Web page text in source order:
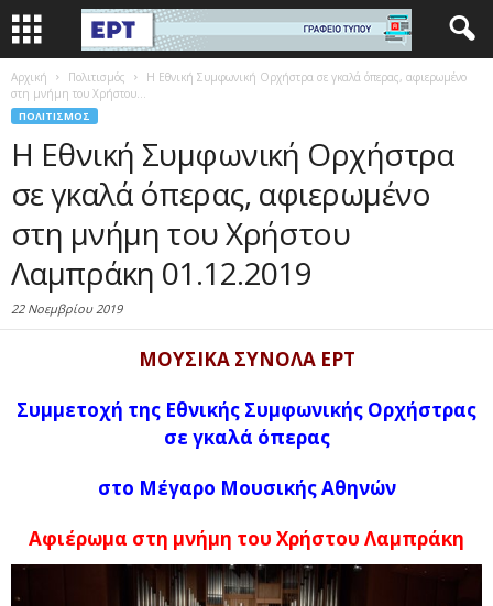
Αρχική Πολιτισμός
Η Εθνική Συμφωνική Ορχήστρα σε γκαλά όπερας, αφιερωμένο
στη μνήμη του Χρήστου...
ΠΟΛΙΤΙΣΜΌΣ
Η Εθνική Συμφωνική Ορχήστρα
σε γκαλά όπερας, αφιερωμένο
στη μνήμη του Χρήστου
Λαμπράκη 01.12.2019
22 Νοεμβρίου 2019
ΜΟΥΣΙΚΑ ΣΥΝΟΛΑ ΕΡΤ
Συμμετοχή της Εθνικής Συμφωνικής Ορχήστρας
σε γκαλά όπερας
στο Μέγαρο Μουσικής Αθηνών
Αφιέρωμα στη μνήμη του Χρήστου Λαμπράκη